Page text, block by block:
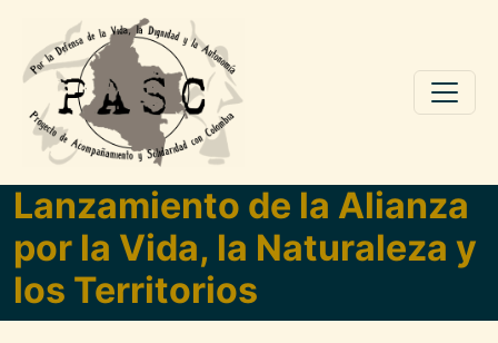
Pasar al contenido principal
Lanzamiento de la Alianza
por la Vida, la Naturaleza y
los Territorios